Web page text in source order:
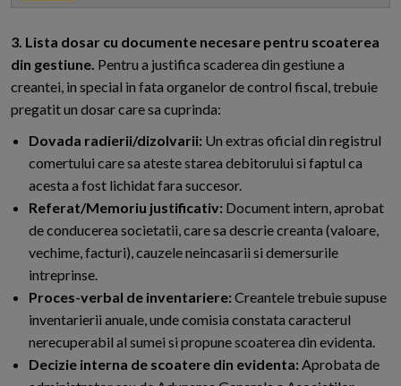
3. Lista dosar cu documente necesare pentru scoaterea
din gestiune. Pentru a justifica scaderea din gestiune a
creantei, in special in fata organelor de control fiscal, trebuie
pregatit un dosar care sa cuprinda:
Dovada radierii/dizolvarii: Un extras oficial din registrul
comertului care sa ateste starea debitorului si faptul ca
acesta a fost lichidat fara succesor.
Referat/Memoriu justificativ: Document intern, aprobat
de conducerea societatii, care sa descrie creanta (valoare,
vechime, facturi), cauzele neincasarii si demersurile
intreprinse.
Proces-verbal de inventariere:Creantele trebuie supuse
inventarierii anuale, unde comisia constata caracterul
nerecuperabil al sumei si propune scoaterea din evidenta.
Decizie interna de scoatere din evidenta:Aprobata de